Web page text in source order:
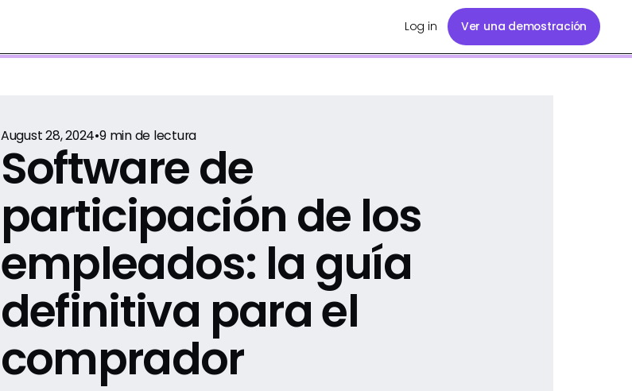
Log in Ver una demostración
August 28, 2024•9min de lectura
Software de
participación de los
empleados: la guía
definitiva para el
comprador